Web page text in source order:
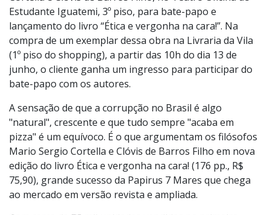
O Shopping Iguatemi Campinas recebe no dia 23 de
junho de 2026, terça-feira, às 19h30, Mario Sergio
Cortella e Clóvis de Barros Filho, no Teatro Oficina do
Estudante Iguatemi, 3º piso, para bate-papo e
lançamento do livro “Ética e vergonha na cara!”. Na
compra de um exemplar dessa obra na Livraria da Vila
junho, o cliente ganha um ingresso para participar do
bate-papo com os autores.
A sensação de que a corrupção no Brasil é algo
"natural", crescente e que tudo sempre "acaba em
pizza" é um equívoco. É o que argumentam os filósofos
Mario Sergio Cortella e Clóvis de Barros Filho em nova